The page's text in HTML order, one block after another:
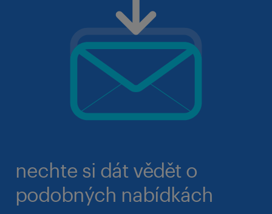
nechte si dát vědět o
podobných nabídkách